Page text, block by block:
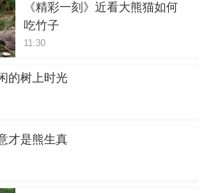
《精彩一刻》近看大熊猫如何
吃竹子
11:30
的树上时光
才是熊生真